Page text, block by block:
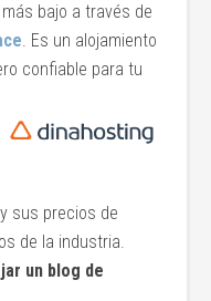
bajo a través de
. Es un alojamiento
confiable para tu
sus precios de
de la industria.
un blog de